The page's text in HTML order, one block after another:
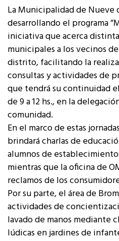
La Municipalidad de
desarrollando el programa
iniciativa que acerca
municipales a los vecinos
distrito, facilitando la
consultas y actividades de
que tendrá su continuidad
de 9 a 12 hs., en la
comunidad.
En el marco de estas
brindará charlas de
alumnos de
mientras que la oficina de
reclamos de los
Por su parte, el área de
actividades de
lavado de manos mediante
lúdicas en jardines de